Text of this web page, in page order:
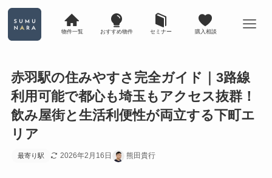
物件一覧 おすすめ物件 セミナー 購入相談
赤羽駅の住みやすさ完全ガイド｜3路線
利用可能で都心も埼玉もアクセス抜群！
飲み屋街と生活利便性が両立する下町エ
リア
最寄り駅 2026年2月16日 熊田貴行